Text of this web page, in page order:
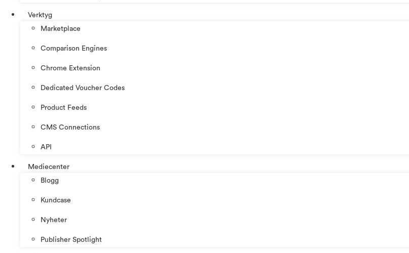
Verktyg
Marketplace
Comparison Engines
Chrome Extension
Dedicated Voucher Codes
Product Feeds
CMS Connections
API
Mediecenter
Blogg
Kundcase
Nyheter
Publisher Spotlight